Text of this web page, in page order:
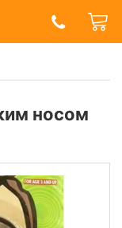
носом